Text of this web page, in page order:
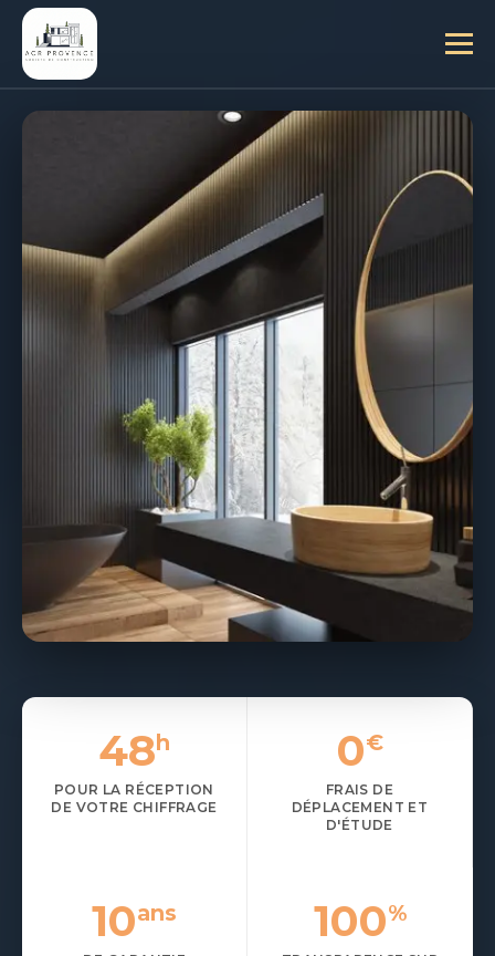
OBTENEZ VOTRE
DEVIS DE
RÉNOVATION À
MOUGINS
CLAIR ET SANS
SURPRISE
ACR Provence vous accompagne pour évaluer et
chiffrer précisément votre projet de rénovation à
Mougins et dans les Alpes-Maritimes. De la
transformation d'un appartement à la
réhabilitation complète d'une villa, demandez
votre estimation tarifaire gratuite et recevez une
proposition détaillée en un temps record.
OBTENIR MON DEVIS GRATUIT
04 65 01 12 04
48h
POUR LA RÉCEPTION
DE VOTRE CHIFFRAGE
0€
FRAIS DE
DÉPLACEMENT ET
D'ÉTUDE
10ans 100%